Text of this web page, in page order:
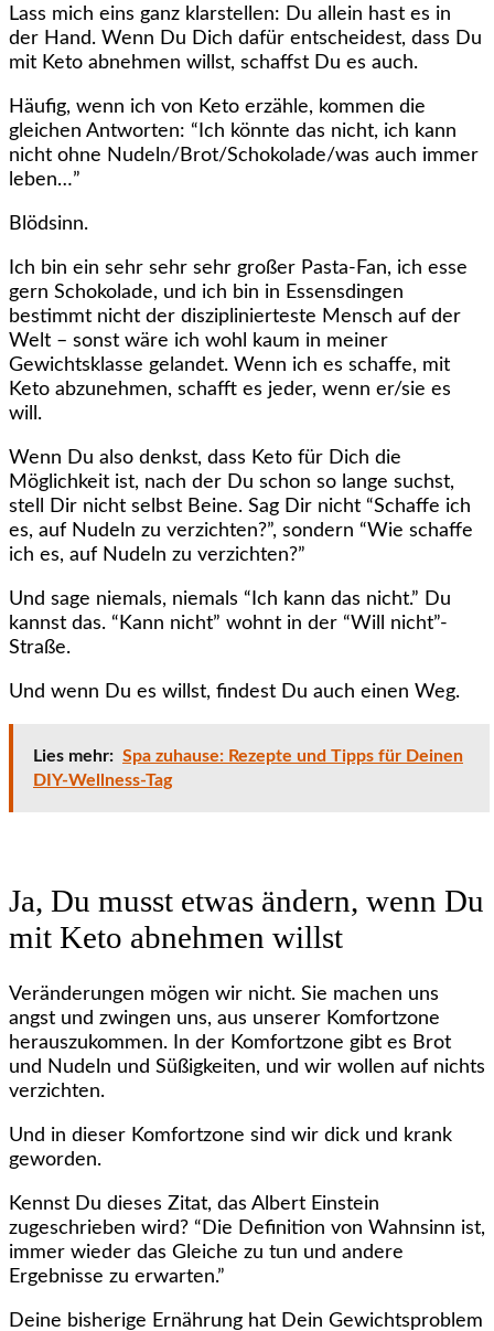
Lass mich eins ganz klarstellen: Du allein hast es in
der Hand. Wenn Du Dich dafür entscheidest, dass Du
mit Keto abnehmen willst, schaffst Du es auch.
Häufig, wenn ich von Keto erzähle, kommen die
gleichen Antworten: “Ich könnte das nicht, ich kann
nicht ohne Nudeln/Brot/Schokolade/was auch immer
leben…”
Blödsinn.
Ich bin ein sehr sehr sehr großer Pasta-Fan, ich esse
gern Schokolade, und ich bin in Essensdingen
bestimmt nicht der disziplinierteste Mensch auf der
Welt – sonst wäre ich wohl kaum in meiner
Gewichtsklasse gelandet. Wenn ich es schaffe, mit
Keto abzunehmen, schafft es jeder, wenn er/sie es
will.
Wenn Du also denkst, dass Keto für Dich die
Möglichkeit ist, nach der Du schon so lange suchst,
stell Dir nicht selbst Beine. Sag Dir nicht “Schaffe ich
es, auf Nudeln zu verzichten?”, sondern “Wie schaffe
ich es, auf Nudeln zu verzichten?”
Und sage niemals, niemals “Ich kann das nicht.” Du
kannst das. “Kann nicht” wohnt in der “Will nicht”-
Straße.
Und wenn Du es willst, findest Du auch einen Weg.
Lies mehr: Spa zuhause: Rezepte und Tipps für Deinen
DIY-Wellness-Tag
Ja, Du musst etwas ändern, wenn Du
mit Keto abnehmen willst
Veränderungen mögen wir nicht. Sie machen uns
angst und zwingen uns, aus unserer Komfortzone
herauszukommen. In der Komfortzone gibt es Brot
und Nudeln und Süßigkeiten, und wir wollen auf nichts
verzichten.
Und in dieser Komfortzone sind wir dick und krank
geworden.
Kennst Du dieses Zitat, das Albert Einstein
zugeschrieben wird? “Die Definition von Wahnsinn ist,
immer wieder das Gleiche zu tun und andere
Ergebnisse zu erwarten.”
Deine bisherige Ernährung hat Dein Gewichtsproblem